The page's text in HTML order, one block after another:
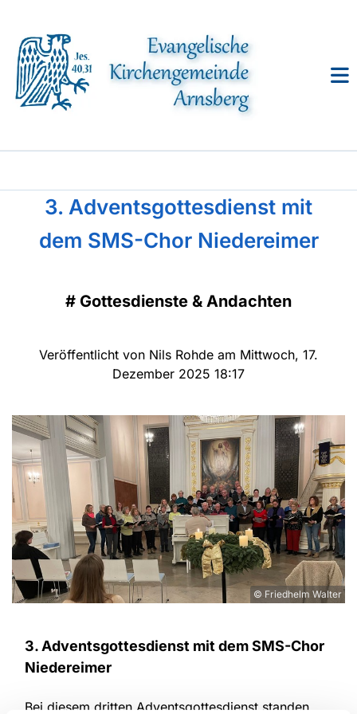
3. Adventsgottesdienst mit
dem SMS-Chor Niedereimer
# Gottesdienste & Andachten
Veröffentlicht von Nils Rohde am Mittwoch, 17.
Dezember 2025 18:17
© Friedhelm Walter
3. Adventsgottesdienst mit dem SMS-Chor
Niedereimer
Bei diesem dritten Adventsgottesdienst standen